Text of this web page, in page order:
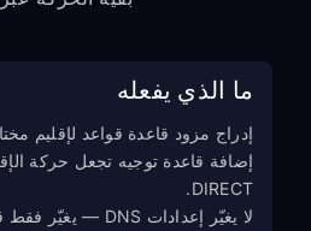
ما الذي يفعله
إدراج مزود قاعدة قواعد لإقليم
إضافة قاعدة توجيه تجعل حركة
DIRECT.
لا يغيّر إعدادات DNS — يغيّر فقط قواعد التوجيه.